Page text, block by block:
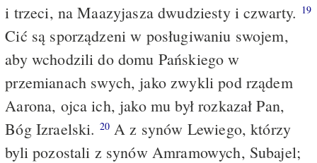
i trzeci, na Maazyjasza dwudziesty i czwarty. 19
Cić są sporządzeni w posługiwaniu swojem,
aby wchodzili do domu Pańskiego w
przemianach swych, jako zwykli pod rządem
Aarona, ojca ich, jako mu był rozkazał Pan,
Bóg Izraelski. 20A z synów Lewiego, którzy
byli pozostali z synów Amramowych, Subajel;